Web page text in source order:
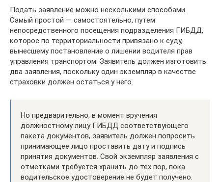
Подать заявление можно несколькими способами.
Самый простой — самостоятельно, путем
непосредственного посещения подразделения ГИБДД,
которое по территориальности привязано к суду,
вынесшему постановление о лишении водителя прав
управления транспортом. Заявитель должен изготовить
два заявления, поскольку один экземпляр в качестве
страховки должен остаться у него.
Но предварительно, в момент вручения
должностному лицу ГИБДД соответствующего
пакета документов, заявитель должен попросить
принимающее лицо проставить дату и подпись
принятия документов. Свой экземпляр заявления с
отметками требуется хранить до тех пор, пока
водительское удостоверение не будет получено.